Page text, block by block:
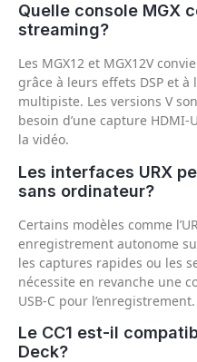
Quelle console MGX
streaming?
Les MGX12 et MGX12V
grâce à leurs effets DSP et à
multipiste. Les versions V
besoin d’une capture HDMI-
la vidéo.
Les interfaces URX
sans ordinateur?
Certains modèles comme
enregistrement autonome
les captures rapides ou les
nécessite en revanche une
USB-C pour l’enregistrement.
Le CC1 est-il
Deck?